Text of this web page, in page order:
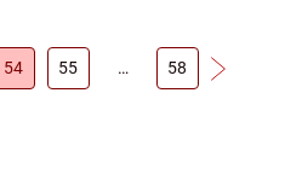
54 55 … 58